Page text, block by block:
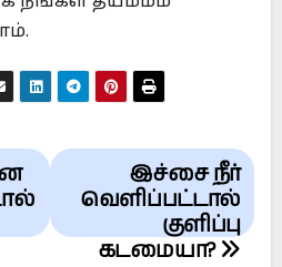
இச்சை நீர்
வெளிப்பட்டால்
குளிப்பு
கடமையா?